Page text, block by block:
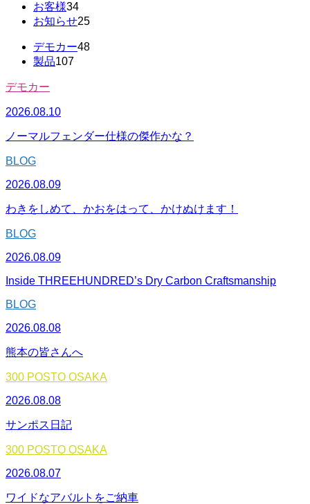
お客様34
お知らせ25
デモカー48
製品107
デモカー
2026.08.10
ノーマルフェンダー仕様の傑作かな？
BLOG
2026.08.09
わきをしめて、かおをはって、かけぬけます！
BLOG
2026.08.09
Inside THREEHUNDRED’s Dry Carbon Craftsmanship
BLOG
2026.08.08
熊本の皆さんへ
300 POSTO OSAKA
2026.08.08
サンポス日記
300 POSTO OSAKA
2026.08.07
ワイドなアバルトをご納車